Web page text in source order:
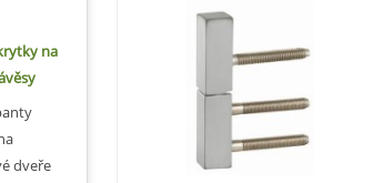
na
​​dveře